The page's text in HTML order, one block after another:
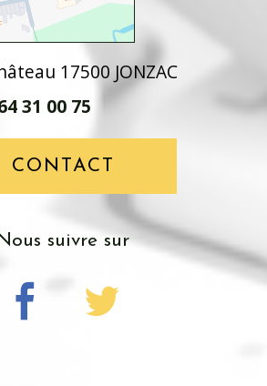
17500 JONZAC
31 00 75
CONTACT
Nous suivre sur